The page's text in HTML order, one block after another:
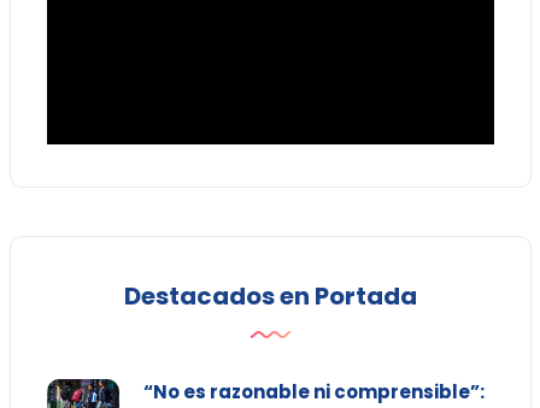
Destacados en Portada
“No es razonable ni comprensible”: